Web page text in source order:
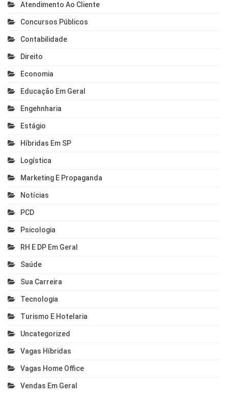
Atendimento Ao Cliente
Concursos Públicos
Contabilidade
Direito
Economia
Educação Em Geral
Engehnharia
Estágio
Híbridas Em SP
Logística
Marketing E Propaganda
Notícias
PCD
Psicologia
RH E DP Em Geral
Saúde
Sua Carreira
Tecnologia
Turismo E Hotelaria
Uncategorized
Vagas Híbridas
Vagas Home Office
Vendas Em Geral